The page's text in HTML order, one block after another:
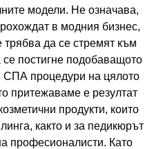
модели. Не означава,
в модния бизнес,
трябва да се стремят към
постигне подобаващото
СПА процедури на цялото
притежаваме е резултат
продукти, които
както и за педикюрът
професионалисти. Като